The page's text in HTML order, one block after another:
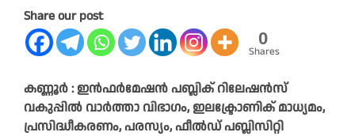
Share our post
0
Shares
കണ്ണൂർ : ഇൻഫർമേഷൻ പബ്ലിക് റിലേഷൻസ്
വകുപ്പിൽ വാർത്താ വിഭാഗം, ഇലക്ട്രോണിക് മാധ്യമം,
പ്രസിദ്ധീകരണം, പരസ്യം, ഫീൽഡ് പബ്ലിസിറ്റി